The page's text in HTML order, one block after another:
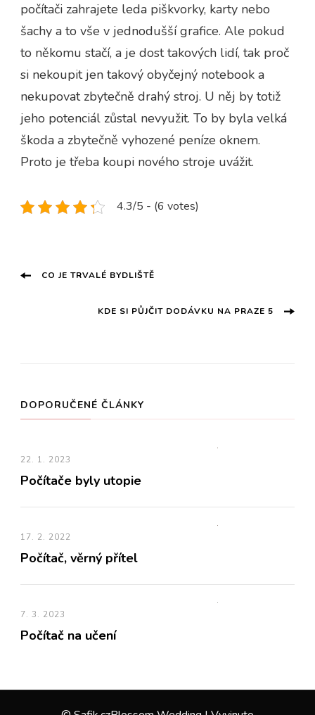
počítači zahrajete leda piškvorky, karty nebo
šachy a to vše v jednodušší grafice. Ale pokud
to někomu stačí, a je dost takových lidí, tak proč
si nekoupit jen takový obyčejný notebook a
nekupovat zbytečně drahý stroj. U něj by totiž
jeho potenciál zůstal nevyužit. To by byla velká
škoda a zbytečně vyhozené peníze oknem.
Proto je třeba koupi nového stroje uvážit.
4.3/5 - (6 votes)
Navigace
příspěvku
CO JE TRVALÉ BYDLIŠTĚ
KDE SI PŮJČIT DODÁVKU NA PRAZE 5
DOPORUČENÉ ČLÁNKY
22. 1. 2023
Počítače byly utopie
17. 2. 2022
Počítač, věrný přítel
7. 3. 2023
Počítač na učení